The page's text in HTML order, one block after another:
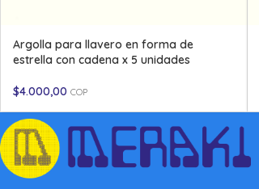
Argolla para llavero en forma de
estrella con cadena x 5 unidades
$4.000,00 COP